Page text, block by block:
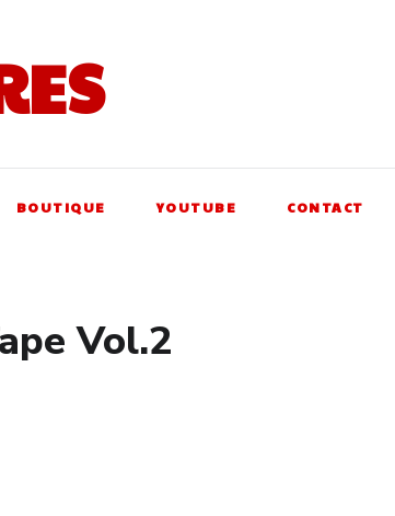
BOUTIQUE YOUTUBE CONTACT
Vol.2